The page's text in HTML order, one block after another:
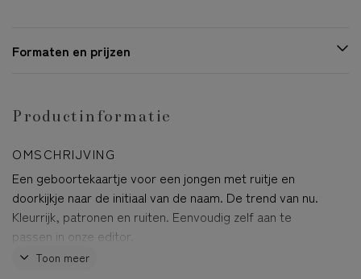
Formaten en prijzen
Productinformatie
OMSCHRIJVING
Een geboortekaartje voor een jongen met ruitje en
doorkijkje naar de initiaal van de naam. De trend van nu.
Kleurrijk, patronen en ruiten. Eenvoudig zelf aan te
passen in onze editor.
Toon meer